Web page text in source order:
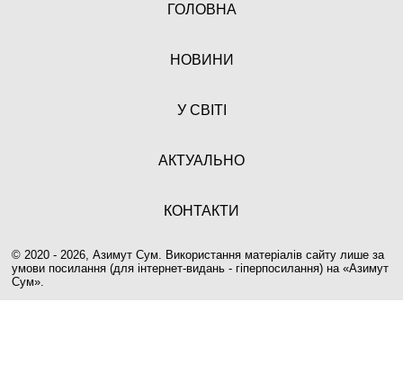
ГОЛОВНА
НОВИНИ
У СВІТІ
АКТУАЛЬНО
КОНТАКТИ
© 2020 - 2026, Азимут Сум. Використання матеріалів сайту лише за
умови посилання (для інтернет-видань - гіперпосилання) на «Азимут
Сум».